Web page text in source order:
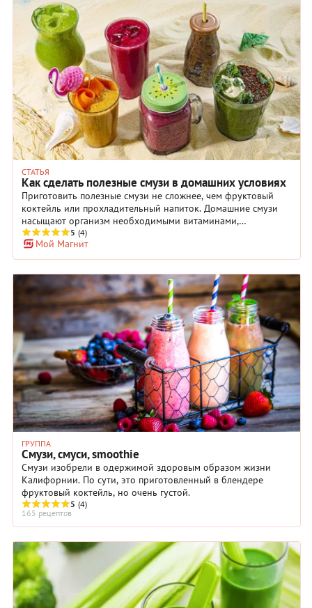
СТАТЬЯ
Как сделать полезные смузи в домашних условиях
Приготовить полезные смузи не сложнее, чем фруктовый
коктейль или прохладительный напиток. Домашние смузи
насыщают организм необходимыми витаминами,
используются как детокс-продукт и средство для похудения.
В нашей подборке собраны смузи с ягодами, фруктами и
овощами на любой вкус. Вы можете варьировать
ингредиенты и их количество в рецептах смузи на свое
усмотрение. Для приготовления смузи в домашних условиях
вам понадобится блендер.
5 (4)
Мой Магнит
ГРУППА
Смузи, смуси, smoothie
Смузи изобрели в одержимой здоровым образом жизни
Калифорнии. По сути, это приготовленный в блендере
фруктовый коктейль, но очень густой.
5 (4)
165 рецептов